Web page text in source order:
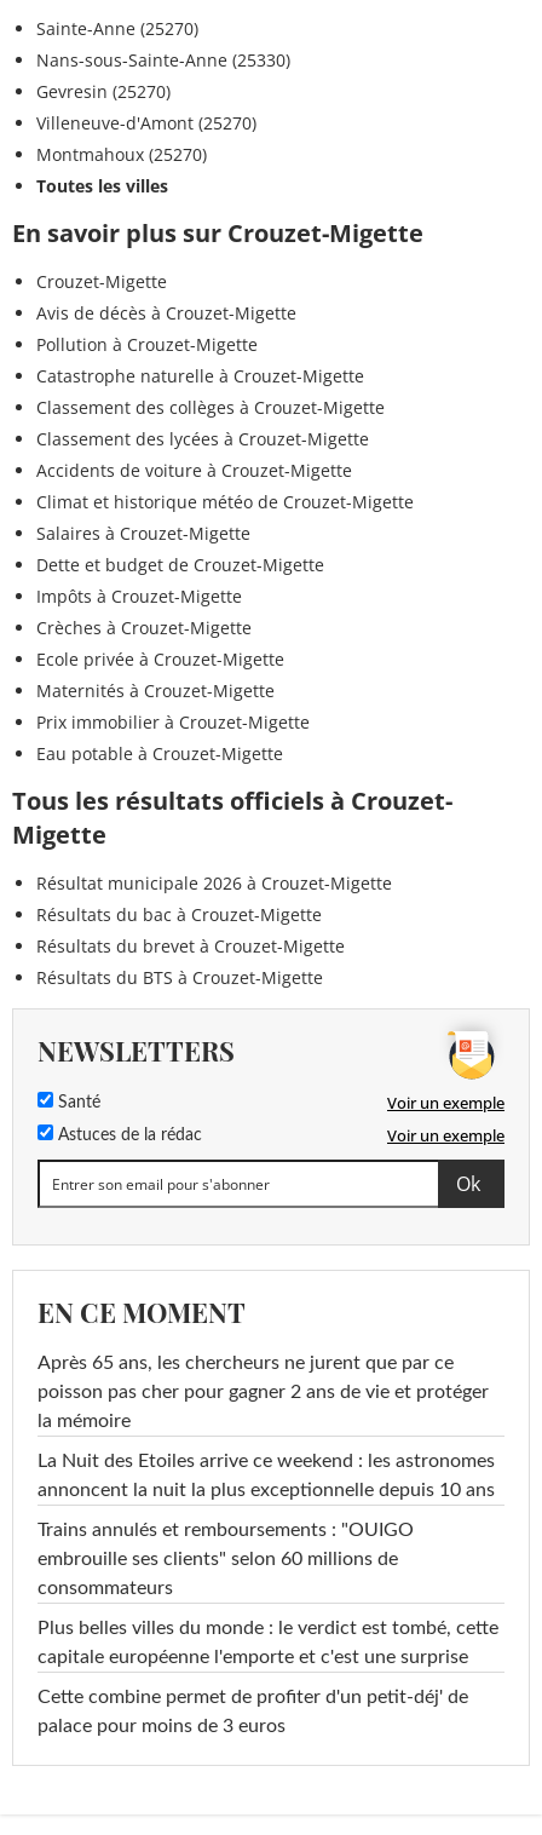
Sainte-Anne (25270)
Nans-sous-Sainte-Anne (25330)
Gevresin (25270)
Villeneuve-d'Amont (25270)
Montmahoux (25270)
Toutes les villes
En savoir plus sur Crouzet-Migette
Crouzet-Migette
Avis de décès à Crouzet-Migette
Pollution à Crouzet-Migette
Catastrophe naturelle à Crouzet-Migette
Classement des collèges à Crouzet-Migette
Classement des lycées à Crouzet-Migette
Accidents de voiture à Crouzet-Migette
Climat et historique météo de Crouzet-Migette
Salaires à Crouzet-Migette
Dette et budget de Crouzet-Migette
Impôts à Crouzet-Migette
Crèches à Crouzet-Migette
Ecole privée à Crouzet-Migette
Maternités à Crouzet-Migette
Prix immobilier à Crouzet-Migette
Eau potable à Crouzet-Migette
Tous les résultats officiels à Crouzet-
Migette
Résultat municipale 2026 à Crouzet-Migette
Résultats du bac à Crouzet-Migette
Résultats du brevet à Crouzet-Migette
Résultats du BTS à Crouzet-Migette
NEWSLETTERS
Santé Voir un exemple
Astuces de la rédac Voir un exemple
EN CE MOMENT
Après 65 ans, les chercheurs ne jurent que par ce
poisson pas cher pour gagner 2 ans de vie et protéger
la mémoire
La Nuit des Etoiles arrive ce weekend : les astronomes
annoncent la nuit la plus exceptionnelle depuis 10 ans
Trains annulés et remboursements : "OUIGO
embrouille ses clients" selon 60 millions de
consommateurs
Plus belles villes du monde : le verdict est tombé, cette
capitale européenne l'emporte et c'est une surprise
Cette combine permet de profiter d'un petit-déj' de
palace pour moins de 3 euros